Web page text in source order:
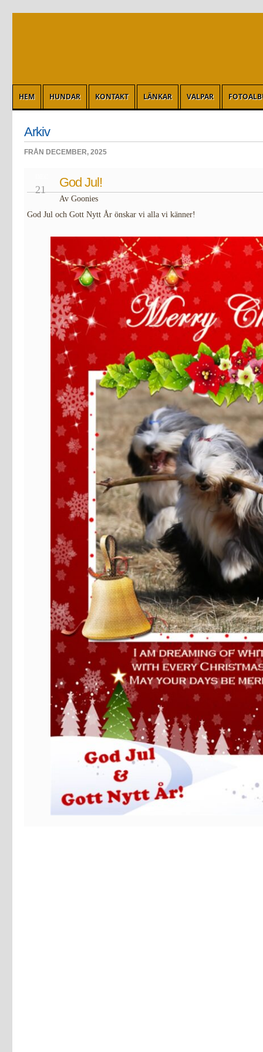
HEM HUNDAR KONTAKT LÄNKAR VALPAR
Arkiv
FRÅN DECEMBER, 2025
21 God Jul!
Av Goonies
God Jul och Gott Nytt År önskar vi alla vi känner!